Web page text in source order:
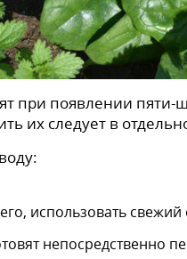
при появлении пяти-
их следует в
использовать
непосредственно